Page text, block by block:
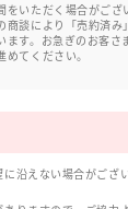
をいただく場合がござ
商談により「売約済み
ます。お急ぎのお客さ
てください。
沿えない場合がござ